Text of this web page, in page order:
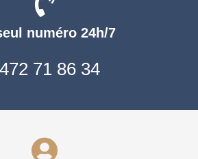
numéro 24h/7
71 86 34